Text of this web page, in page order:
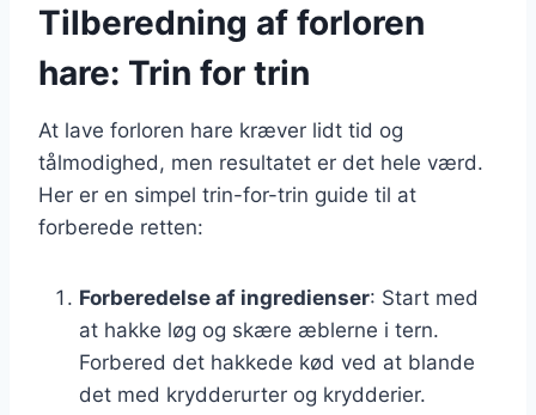
Tilberedning af forloren
hare: Trin for trin
At lave forloren hare kræver lidt tid og
tålmodighed, men resultatet er det hele værd.
Her er en simpel trin-for-trin guide til at
forberede retten:
Forberedelse af ingredienser: Start med
at hakke løg og skære æblerne i tern.
Forbered det hakkede kød ved at blande
det med krydderurter og krydderier.